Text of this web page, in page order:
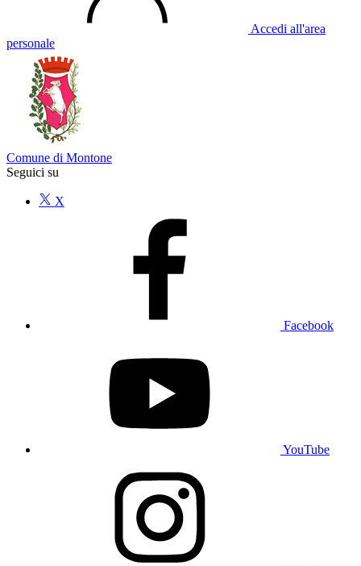
Accedi all'area
personale
Comune di Montone
Seguici su
X
Facebook
YouTube